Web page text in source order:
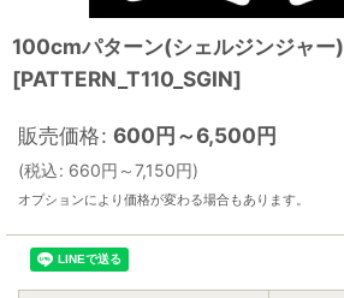
100cmパターン(シェルジンジャー)
[PATTERN_T110_SGIN]
販売価格: 600円～6,500円
(税込: 660円 ～7,150円)
オプションにより価格が変わる場合もあります。